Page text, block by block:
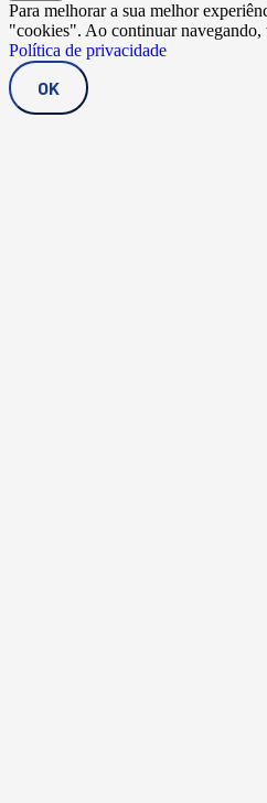
Para melhorar a sua melhor
"cookies". Ao continuar navegando,
Política de privacidade
OK